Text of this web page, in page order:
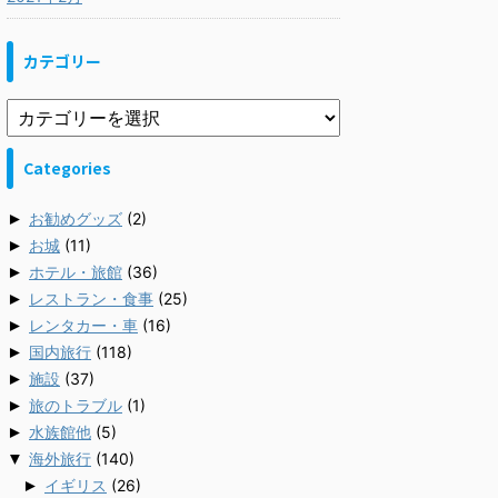
カテゴリー
Categories
► お勧めグッズ (2)
► お城 (11)
► ホテル・旅館 (36)
► レストラン・食事 (25)
► レンタカー・車 (16)
► 国内旅行 (118)
► 施設 (37)
► 旅のトラブル (1)
► 水族館他 (5)
▼ 海外旅行 (140)
► イギリス (26)